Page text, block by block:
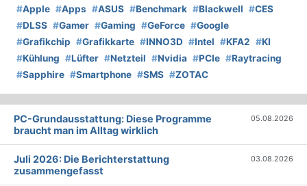
#Apple #Apps #ASUS #Benchmark #Blackwell #CES
#DLSS #Gamer #Gaming #GeForce #Google
#Grafikchip #Grafikkarte #INNO3D #Intel #KFA2 #KI
#Kühlung #Lüfter #Netzteil #Nvidia #PCIe #Raytracing
#Sapphire #Smartphone #SMS #ZOTAC
PC-Grundausstattung: Diese Programme
braucht man im Alltag wirklich
05.08.2026
Juli 2026: Die Bericht­erstattung
zusammengefasst
03.08.2026